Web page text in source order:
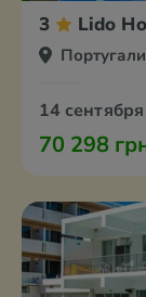
3 Lido
14 сентября
70 298